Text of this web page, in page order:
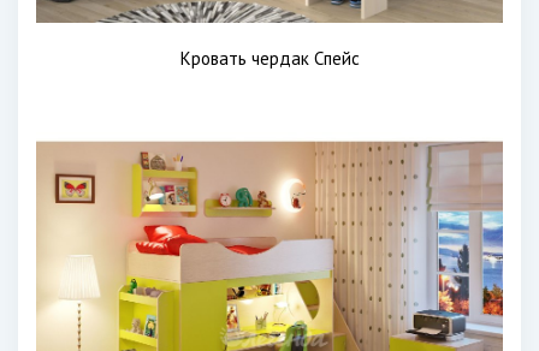
Кровать чердак Спейс